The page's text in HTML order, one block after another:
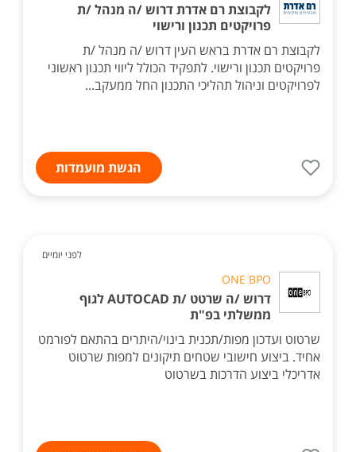
לקבוצת רם אדרת דרוש /ה מנהל /ת
פרויקטים תכנון ורישוי
לקבוצת רם אדרת בראש העין דרוש /ה מנהל /ת
פרויקטים תכנון ורישוי. לתפקיד הכולל ליווי תכנון ראשוני
לפרויקטים וניהול תהליכי התכנון החל ממעקב...
הגשת מועמדות
לפני יומיים
ONE BPO
דרוש /ה שרטט /ת AUTOCAD לגוף
ממשלתי בפ"ת
שרטוט ועדכון מפות/תכנית בינוי/היתרים בהתאם לפורמט
אחיד. ביצוע חישובי שטחים תיקונים למפות שרטוט
אדריכלי ביצוע הדרכות בשרטוט